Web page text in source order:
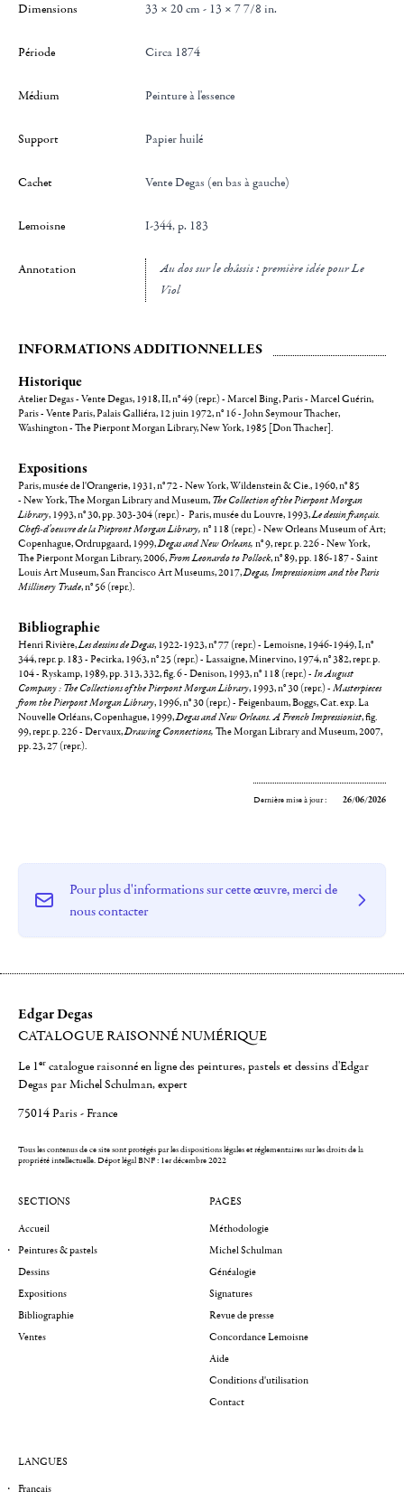
Dimensions 33 × 20 cm - 13 × 7 7/8 in.
Période Circa 1874
Médium Peinture à l'essence
Support papier huilé
Cachet Vente Degas (en bas à gauche)
Lemoisne I-344, p. 183
Annotation
au dos sur le châssis : première idée pour Le
Viol
INFORMATIONS ADDITIONNELLES
Historique
Atelier Degas - Vente Degas, 1918, II, n° 49 (repr.) - Marcel Bing, Paris - Marcel Guérin,
Paris - Vente Paris, Palais Galliéra, 12 juin 1972, n° 16 - John Seymour Thacher,
Washington - The Pierpont Morgan Library, New York, 1985 [Don Thacher].
Expositions
Paris, musée de l'Orangerie, 1931, n° 72 - New York, Wildenstein & Cie., 1960, n° 85
- New York, The Morgan Library and Museum, The Collection of the Pierpont Morgan
Library, 1993, n° 30, pp. 303-304 (repr.) - Paris, musée du Louvre, 1993,Le dessin français.
Chefs-d'oeuvre de la Piepront Morgan Library, n° 118 (repr.) - New Orleans Museum of Art;
Copenhague, Ordrupgaard, 1999,Degas and New Orleans, n° 9, repr. p. 226 - New York,
The Pierpont Morgan Library, 2006,From Leonardo to Pollock, n° 89, pp. 186-187 - Saint
Louis Art Museum, San Francisco Art Museums, 2017,Degas, Impressionism and the Paris
Millinery Trade, n° 56 (repr.).
Bibliographie
Henri Rivière,Les dessins de Degas, 1922-1923, n° 77 (repr.) - Lemoisne, 1946-1949, I, n°
344, repr. p. 183 - Pecirka, 1963, n° 25 (repr.) - Lassaigne, Minervino, 1974, n° 382, repr. p.
104 - Ryskamp, 1989, pp. 313, 332, fig. 6 - Denison, 1993, n° 118 (repr.) - In August
Company : The Collections of the Pierpont Morgan Library, 1993, n° 30 (repr.) - Masterpieces
from the Pierpont Morgan Library, 1996, n° 30 (repr.) - Feigenbaum, Boggs, Cat. exp. La
Nouvelle Orléans, Copenhague, 1999,Degas and New Orleans. A French Impressionist, fig.
99, repr. p. 226 - Dervaux,Drawing Connections, The Morgan Library and Museum, 2007,
pp. 23, 27 (repr.).
Dernière mise à jour : 26/06/2026
Pour plus d'informations sur cette œuvre, merci de
nous contacter
Edgar Degas
CATALOGUE RAISONNÉ NUMÉRIQUE
Le 1er catalogue raisonné en ligne des peintures, pastels et dessins d'Edgar
Degas par Michel Schulman, expert
75014 Paris - France
Tous les contenus de ce site sont protégés par les dispositions légales et réglementaires sur les droits de la
propriété intellectuelle.Dépot légal BNF : 1er décembre 2022
SECTIONS
Accueil
Peintures & pastels
Dessins
Expositions
Bibliographie
Ventes
PAGES
Méthodologie
Michel Schulman
Généalogie
Signatures
Revue de presse
Concordance Lemoisne
Aide
Conditions d'utilisation
Contact
LANGUES
Français